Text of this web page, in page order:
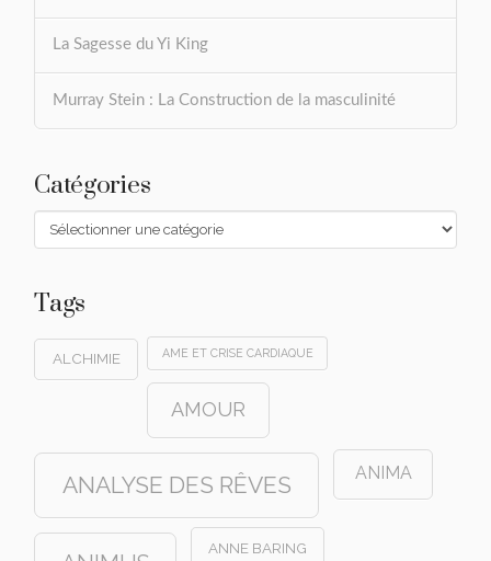
La Sagesse du Yi King
Murray Stein : La Construction de la masculinité
Catégories
Catégories
Tags
ALCHIMIE AME ET CRISE CARDIAQUE
AMOUR
ANALYSE DES RÊVES ANIMA
ANNE BARING